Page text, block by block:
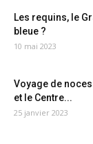
Les requins, le
bleue ?
10 mai 2023
Voyage de
et le Centre...
25 janvier 2023